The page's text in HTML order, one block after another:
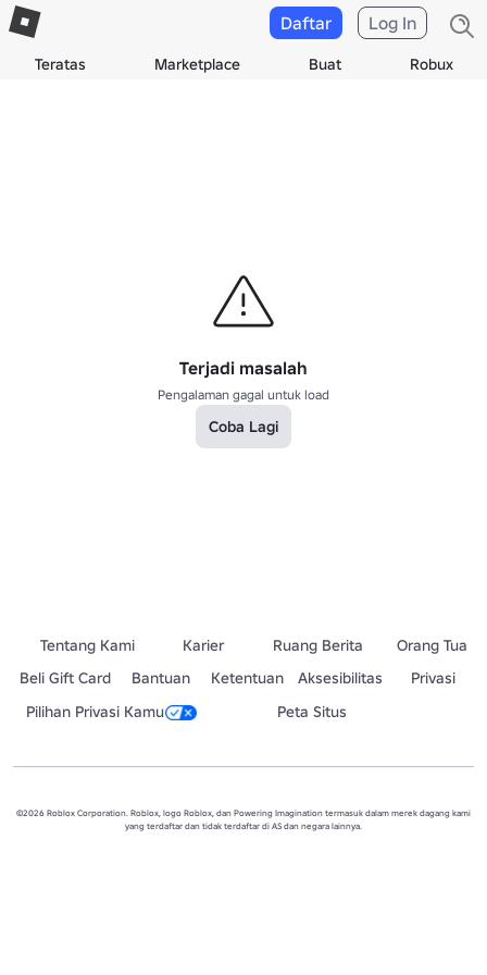
Teratas Marketplace Buat Robux
Daftar Log In
Terjadi masalah
Pengalaman gagal untuk load
Coba Lagi
Tentang Kami Karier Ruang Berita
Orang Tua
Beli Gift Card
Bantuan Ketentuan Aksesibilitas
Privasi
Pilihan Privasi Kamu
Peta Situs
©2026 Roblox Corporation. Roblox, logo Roblox, dan Powering Imagination termasuk dalam merek dagang kami
yang terdaftar dan tidak terdaftar di AS dan negara lainnya.